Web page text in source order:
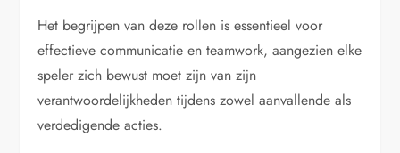
Het begrijpen van deze rollen is essentieel voor
effectieve communicatie en teamwork, aangezien elke
speler zich bewust moet zijn van zijn
verantwoordelijkheden tijdens zowel aanvallende als
verdedigende acties.